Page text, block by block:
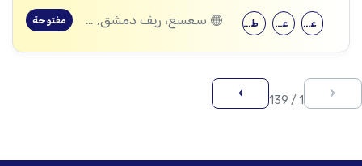
طب الأطفال علم اجتماع علم النفس سعسع، ريف دمشق, قدسيا، ريف دمشق, قطنا، ريف دمشق, مضايا، ريف دمشق, الديماس، ريف دمشق, سرغايا، ريف دمشق, بيت جن، ريف دمشق, عين الفيجة، ريف دمشق مفتوحة
‹
1 / 139
›